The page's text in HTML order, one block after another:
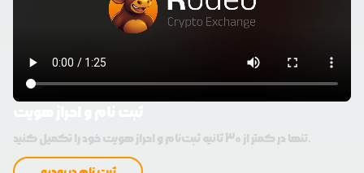
تنها در کمتر از 30 ثانیه ثبت‌نام و احراز هویت خود را تکمیل کنید.